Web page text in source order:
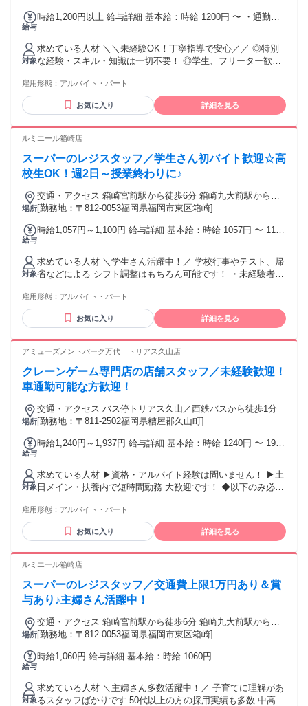
給与
時給1,200円以上 給与詳細 基本給：時給 1200円 〜 ・通勤手
対象
求めている人材 ＼＼未経験OK！丁寧指導で安心／／ ◎特別
な経験・スキル・知識は一切不要！ ◎学生、フリーター歓
す】 ・土日祝勤務できる方 ・12:00~17:00のシフトに入れる
方 ・長期勤務可能な方 ・簡単なPC操作ができる方 ・清潔感
のある身だしなみを心がけられる方 【こんな方におすすめ】
きたい ・カード、トレカが好き ・接客が好き ・家庭やプラ
雇用形態： アルバイト・パート
お気に入り 詳細を見る
ルミエール箱崎店
スーパーのレジスタッフ／学生さん初バイト歓迎☆高
校生OK！週2日～授業終わりに♪
場所
交通・アクセス 箱崎宮前駅から徒歩6分 箱崎九大前駅から徒
歩8分 バス停「箱崎浜」より徒歩2分
[勤務地：〒812-0053福岡県福岡市東区箱崎]
給与
時給1,057円～1,100円 給与詳細 基本給：時給 1057円 〜 1100
円 【学生の方】 時給1057円
対象
求めている人材 ＼学生さん活躍中！／ 学校行事やテスト、帰
省などによる シフト調整はもちろん可能です！ ・未経験者活
中（JLPT N3程度必要）
雇用形態： アルバイト・パート
お気に入り 詳細を見る
アミューズメントパーク万代 トリアス久山店
クレーンゲーム専門店の店舗スタッフ／未経験歓迎！
車通勤可能な方歓迎！
場所
交通・アクセス バス停トリアス久山／西鉄バスから徒歩1分
[勤務地：〒811-2502福岡県糟屋郡久山町]
給与
時給1,240円～1,937円 給与詳細 基本給：時給 1240円 〜 1937
以降:1,937円 ＊GW・お盆・年末などの繁忙期は時給UP！
（期間・金額は社内規定あり） ＊段階的な昇給制度あり ＊希
望者は社員登用も！ できる仕事が増えれば しっかり給与に反
映されます♪
対象
求めている人材 ▶資格・アルバイト経験は問いません！ ▶土
日メイン・扶養内で短時間勤務 大歓迎です！ ◆以下のみ必須
方 ／ 既存店では学生さんや 主婦(夫)さんが大活躍中！！ ＼
▼学生さん ・学校と両立しながらお小遣いを稼ぎたい ・土日
祝の高時給で効率よく稼ぎたい ・同年代の仲間と楽しく働き
扶養内で家計の足しにしたい ・久しぶりのお仕事を探してい
のみ扶養内で働きたい そんな希望、まるっと叶えます☆彡 ＼
＼✨こんな方大歓迎！✨／／
みたい ✅髪色やネイルを楽しみながら働きたい ✅チームで協
力しながら働きたい方 ✅アルバイトデビューしたい方 ✅土日
間働きたい方 ✅扶養内で働きたい方 などなど・・・ １つでも
〓:::〓:::〓:::〓 当店では 「学業」「遊び」「家事育児」全力
応援！ お客様に楽しんでもらうためには まずはスタッフか
雇用形態： アルバイト・パート
お気に入り 詳細を見る
ルミエール箱崎店
スーパーのレジスタッフ／交通費上限1万円あり＆賞
与あり♪主婦さん活躍中！
場所
交通・アクセス 箱崎宮前駅から徒歩6分 箱崎九大前駅から徒
歩8分 バス停「箱崎浜」より徒歩2分
[勤務地：〒812-0053福岡県福岡市東区箱崎]
給与
時給1,060円 給与詳細 基本給：時給 1060円
対象
求めている人材 ＼主婦さん多数活躍中！／ 子育てに理解があ
るスタッフばかりです 50代以上の方の採用実績も多数 中高年